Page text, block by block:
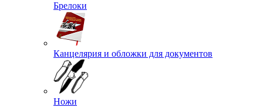
Брелоки
Канцелярия и обложки для документов
Ножи